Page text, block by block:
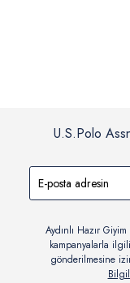
U.S.Polo
Aydınlı Hazır
kampanyalarla
gönderilmesine